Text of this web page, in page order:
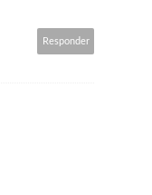
Responder